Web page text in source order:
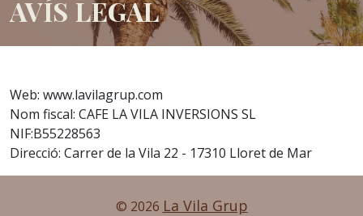
AVÍS LEGAL
Web: www.lavilagrup.com
Nom fiscal: CAFE LA VILA INVERSIONS SL
NIF:B55228563
Direcció: Carrer de la Vila 22 - 17310 Lloret de Mar
© 2026 La Vila Grup